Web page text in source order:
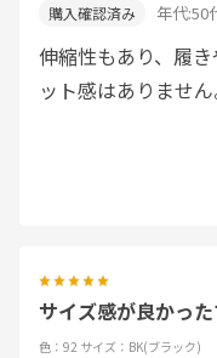
年代:50
伸縮性もあり、履
ット感はありません
サイズ感が良かっ
色：92 サイズ：BK(ブラック)